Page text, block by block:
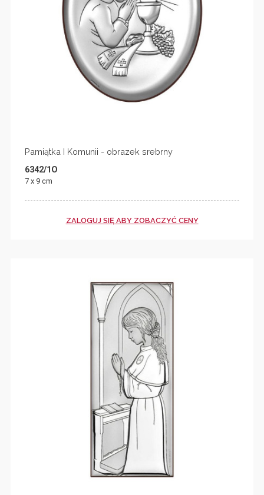
Pamiątka I Komunii - obrazek srebrny
6342/1O
7 x 9 cm
ZALOGUJ SIĘ ABY ZOBACZYĆ CENY